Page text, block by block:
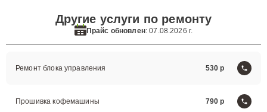
Другие услуги по ремонту
Прайс обновлен: 07.08.2026 г.
Ремонт блока управления 530
Прошивка кофемашины 790